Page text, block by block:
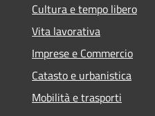
Cultura e tempo libero
Vita lavorativa
Imprese e Commercio
Catasto e urbanistica
Mobilità e trasporti